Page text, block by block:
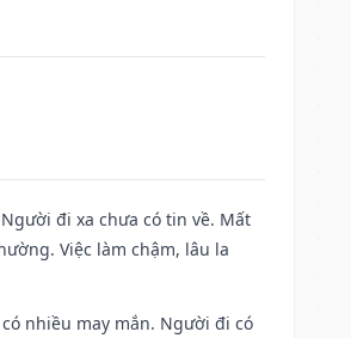
đi xa chưa có tin về. Mất
Việc làm chậm, lâu la
nhiều may mắn. Người đi có